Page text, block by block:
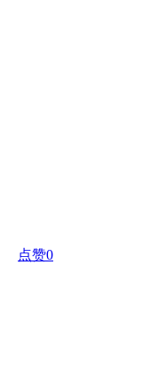
点赞0